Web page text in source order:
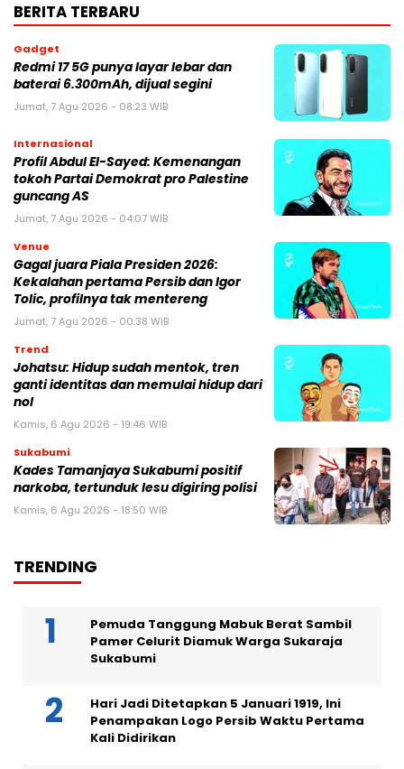
BERITA TERBARU
Gadget
Redmi 17 5G punya layar lebar dan
baterai 6.300mAh, dijual segini
Jumat, 7 Agu 2026 - 08:23 WIB
Internasional
Profil Abdul El-Sayed: Kemenangan
tokoh Partai Demokrat pro Palestine
guncang AS
Jumat, 7 Agu 2026 - 04:07 WIB
Venue
Gagal juara Piala Presiden 2026:
Kekalahan pertama Persib dan Igor
Tolic, profilnya tak mentereng
Jumat, 7 Agu 2026 - 00:38 WIB
Trend
Johatsu: Hidup sudah mentok, tren
ganti identitas dan memulai hidup dari
nol
Kamis, 6 Agu 2026 - 19:46 WIB
Sukabumi
Kades Tamanjaya Sukabumi positif
narkoba, tertunduk lesu digiring polisi
Kamis, 6 Agu 2026 - 18:50 WIB
TRENDING
Pemuda Tanggung Mabuk Berat Sambil
Pamer Celurit Diamuk Warga Sukaraja
Sukabumi
Hari Jadi Ditetapkan 5 Januari 1919, Ini
Penampakan Logo Persib Waktu Pertama
Kali Didirikan